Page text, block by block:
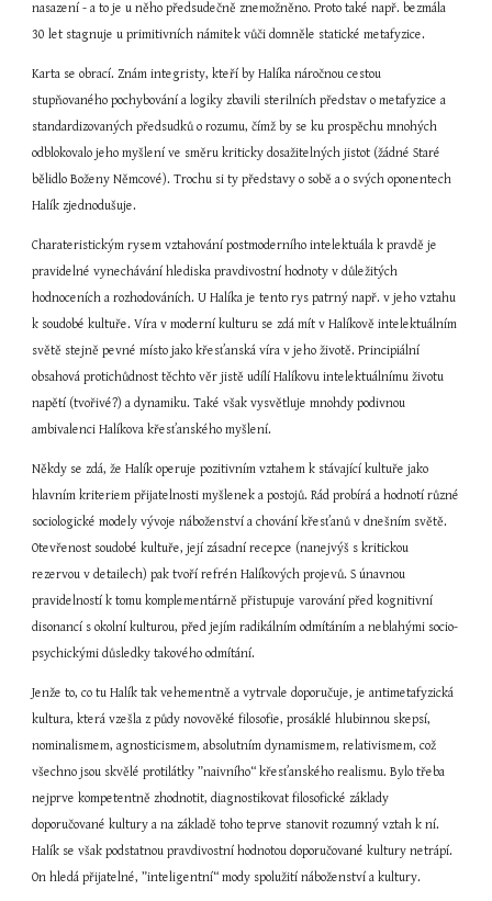
nasazení - a to je u něho předsudečně znemožněno. Proto také např. bezmála
30 let stagnuje u primitivních námitek vůči domněle statické metafyzice.
Karta se obrací. Znám integristy, kteří by Halíka náročnou cestou
stupňovaného pochybování a logiky zbavili sterilních představ o metafyzice a
standardizovaných předsudků o rozumu, čímž by se ku prospěchu mnohých
odblokovalo jeho myšlení ve směru kriticky dosažitelných jistot (žádné Staré
bělidlo Boženy Němcové). Trochu si ty představy o sobě a o svých oponentech
Halík zjednodušuje.
Charateristickým rysem vztahování postmoderního intelektuála k pravdě je
pravidelné vynechávání hlediska pravdivostní hodnoty v důležitých
hodnoceních a rozhodováních. U Halíka je tento rys patrný např. v jeho vztahu
k soudobé kultuře. Víra v moderní kulturu se zdá mít v Halíkově intelektuálním
světě stejně pevné místo jako křesťanská víra v jeho životě. Principiální
obsahová protichůdnost těchto věr jistě udílí Halíkovu intelektuálnímu životu
napětí (tvořivé?) a dynamiku. Také však vysvětluje mnohdy podivnou
ambivalenci Halíkova křesťanského myšlení.
Někdy se zdá, že Halík operuje pozitivním vztahem k stávající kultuře jako
hlavním kriteriem přijatelnosti myšlenek a postojů. Rád probírá a hodnotí různé
sociologické modely vývoje náboženství a chování křesťanů v dnešním světě.
Otevřenost soudobé kultuře, její zásadní recepce (nanejvýš s kritickou
rezervou v detailech) pak tvoří refrén Halíkových projevů. S únavnou
pravidelností k tomu komplementárně přistupuje varování před kognitivní
disonancí s okolní kulturou, před jejím radikálním odmítáním a neblahými socio-
psychickými důsledky takového odmítání.
Jenže to, co tu Halík tak vehementně a vytrvale doporučuje, je antimetafyzická
kultura, která vzešla z půdy novověké filosofie, prosáklé hlubinnou skepsí,
nominalismem, agnosticismem, absolutním dynamismem, relativismem, což
všechno jsou skvělé protilátky ”naivního“ křesťanského realismu. Bylo třeba
nejprve kompetentně zhodnotit, diagnostikovat filosofické základy
doporučované kultury a na základě toho teprve stanovit rozumný vztah k ní.
Halík se však podstatnou pravdivostní hodnotou doporučované kultury netrápí.
On hledá přijatelné, ”inteligentní“ mody spolužití náboženství a kultury.